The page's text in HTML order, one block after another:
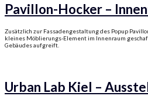
Pavillon-Hocker –
Zusätzlich zur Fassadengestaltung des Popup
kleines Möblierungs-Element im Innenraum
Gebäudes aufgreift.
Urban Lab Kiel –